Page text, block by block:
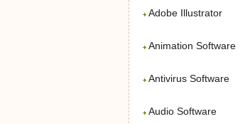
Adobe Illustrator
Animation Software
Antivirus Software
Audio Software